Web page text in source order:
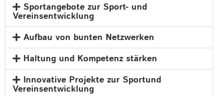
Sportangebote zur Sport- und
Vereinsentwicklung
Aufbau von bunten Netzwerken
Haltung und Kompetenz stärken
Innovative Projekte zur Sportund
Vereinsentwicklung